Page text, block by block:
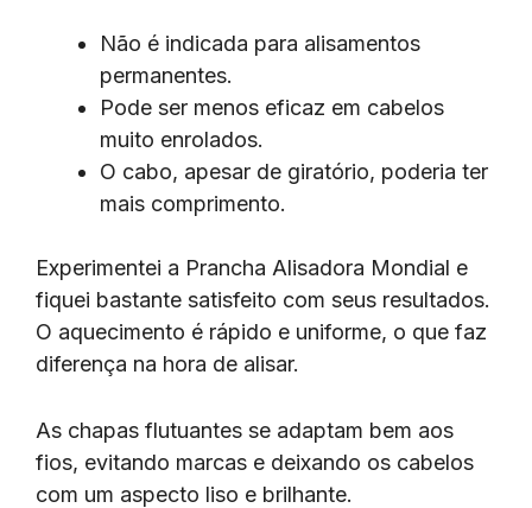
Não é indicada para alisamentos
permanentes.
Pode ser menos eficaz em cabelos
muito enrolados.
O cabo, apesar de giratório, poderia ter
mais comprimento.
Experimentei a Prancha Alisadora Mondial e
fiquei bastante satisfeito com seus resultados.
O aquecimento é rápido e uniforme, o que faz
diferença na hora de alisar.
As chapas flutuantes se adaptam bem aos
fios, evitando marcas e deixando os cabelos
com um aspecto liso e brilhante.